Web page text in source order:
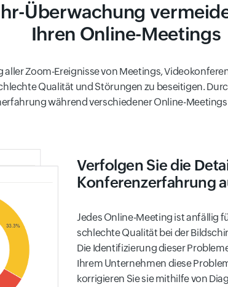
Überwachung
Ihren Online-Meetings
Zoom-Ereignisse von Meetings,
Qualität und Störungen zu beseitigen.
während verschiedener Online-
Verfolgen Sie die
Konferenzerfahrung
Jedes Online-Meeting ist anfällig
schlechte Qualität bei der
Die Identifizierung dieser
Ihrem Unternehmen diese
korrigieren Sie sie mithilfe von